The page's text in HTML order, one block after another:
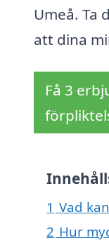
Umeå. Ta
att dina
Få 3
1 Vad
2 Hur